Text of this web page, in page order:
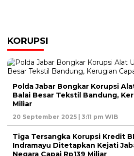
KORUPSI
Polda Jabar Bongkar Korupsi
Balai Besar Tekstil Bandung,
Miliar
20 September 2025 | 3:11 pm WIB
Tiga Tersangka Korupsi Kredit
Indramayu Ditetapkan Kejati
Negara Capai Rp139 Miliar